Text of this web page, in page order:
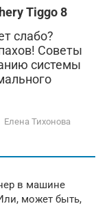
Tiggo 8
слабо?
Советы
системы
Елена Тихонова
в машине
может быть,